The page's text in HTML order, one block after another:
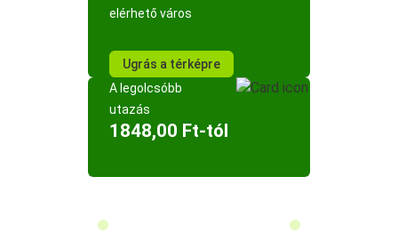
elérhető város
Ugrás a térképre
A legolcsóbb
utazás
1848,00 Ft-tól